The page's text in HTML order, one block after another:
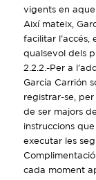
vigents en
Així mateix,
facilitar l’accés,
qualsevol dels
2.2.2.-Per a
García Carrión
registrar-se, per
de ser majors
instruccions
executar les
cada moment